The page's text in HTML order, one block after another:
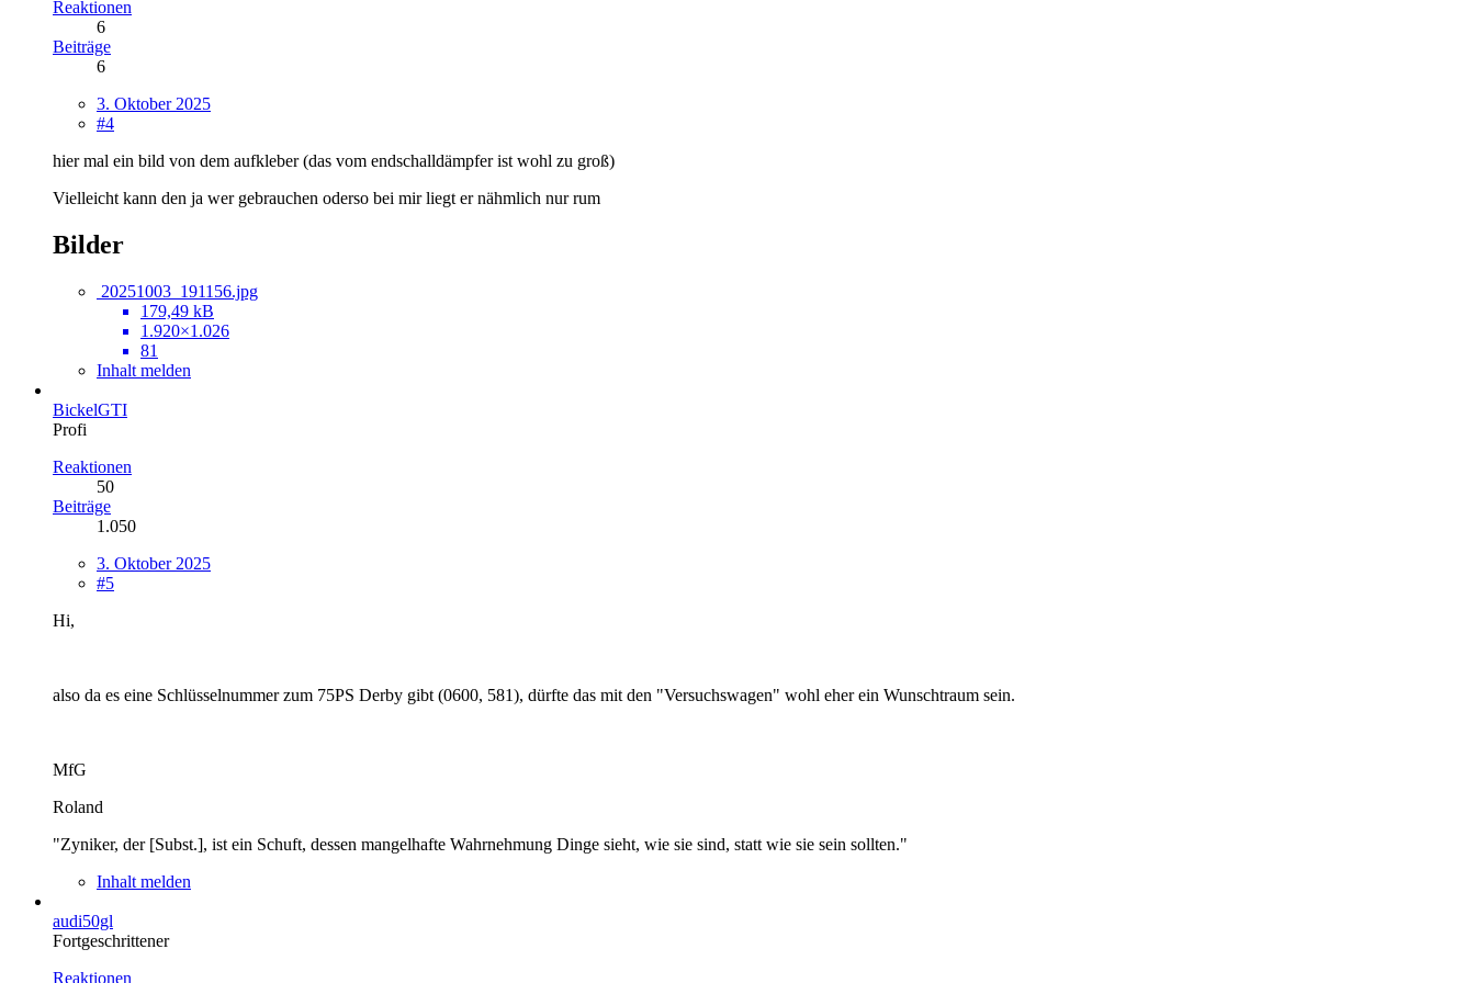
Reaktionen
6
Beiträge
6
3. Oktober 2025
#4
hier mal ein bild von dem aufkleber (das vom endschalldämpfer ist wohl zu groß)
Vielleicht kann den ja wer gebrauchen oderso bei mir liegt er nähmlich nur rum
Bilder
20251003_191156.jpg
179,49 kB
1.920×1.026
81
Inhalt melden
BickelGTI
Profi
Reaktionen
50
Beiträge
1.050
3. Oktober 2025
#5
Hi,
also da es eine Schlüsselnummer zum 75PS Derby gibt (0600, 581), dürfte das mit den "Versuchswagen" wohl eher ein Wunschtraum sein.
MfG
Roland
"Zyniker, der [Subst.], ist ein Schuft, dessen mangelhafte Wahrnehmung Dinge sieht, wie sie sind, statt wie sie sein sollten."
Inhalt melden
audi50gl
Fortgeschrittener
Reaktionen